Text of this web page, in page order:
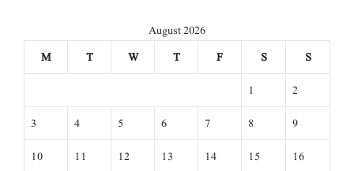
August 2026
M
T W T F S
S
1
2
3
4 5 6 7 8
9
10
11 12 13 14 15
16